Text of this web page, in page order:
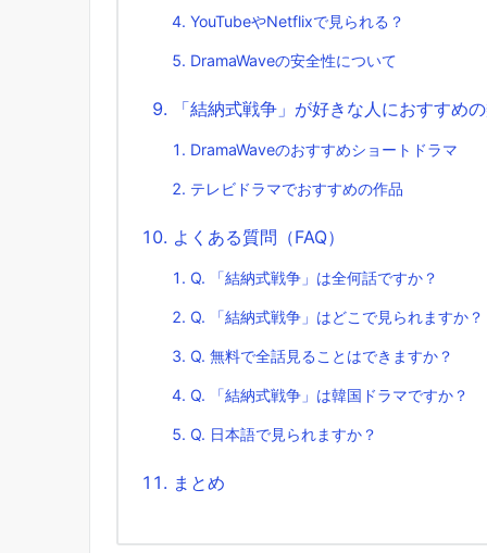
YouTubeやNetflixで見られる？
DramaWaveの安全性について
「結納式戦争」が好きな人におすすめ
DramaWaveのおすすめショートドラマ
テレビドラマでおすすめの作品
よくある質問（FAQ）
Q. 「結納式戦争」は全何話ですか？
Q. 「結納式戦争」はどこで見られますか？
Q. 無料で全話見ることはできますか？
Q. 「結納式戦争」は韓国ドラマですか？
Q. 日本語で見られますか？
まとめ